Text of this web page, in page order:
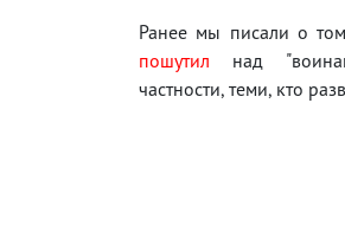
Ранее мы писали о
пошутил над
частности, теми, кто